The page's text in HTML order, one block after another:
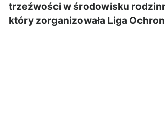
trzeźwości w środowisku
który zorganizowała Liga